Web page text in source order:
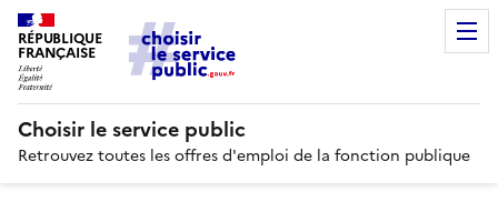
RÉPUBLIQUE
FRANÇAISE
Choisir le service public
Retrouvez toutes les offres d'emploi de la fonction publique